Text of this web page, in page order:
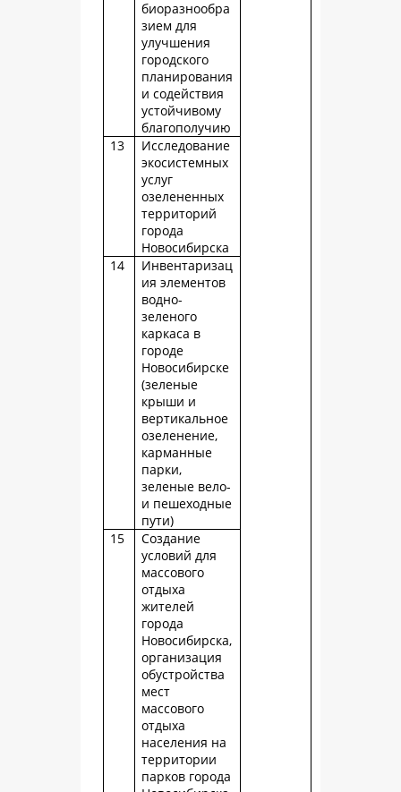
биоразнообра
зием для
улучшения
городского
планирования
и содействия
устойчивому
благополучию
13
Исследование
экосистемных
услуг
озелененных
территорий
города
Новосибирска
14
Инвентаризац
ия элементов
водно-
зеленого
каркаса в
городе
Новосибирске
(зеленые
крыши и
вертикальное
озеленение,
карманные
парки,
зеленые вело-
и пешеходные
пути)
15
Создание
условий для
массового
отдыха
жителей
города
Новосибирска,
организация
обустройства
мест
массового
отдыха
населения на
территории
парков города